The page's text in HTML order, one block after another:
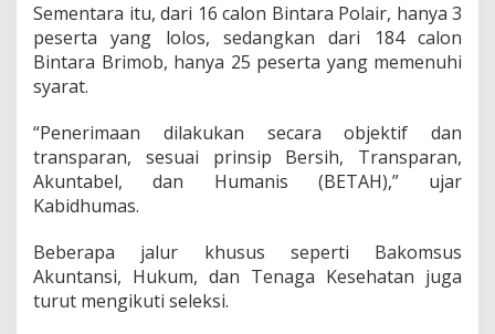
Sementara itu, dari 16 calon Bintara Polair, hanya 3
peserta yang lolos, sedangkan dari 184 calon
Bintara Brimob, hanya 25 peserta yang memenuhi
syarat.
“Penerimaan dilakukan secara objektif dan
transparan, sesuai prinsip Bersih, Transparan,
Akuntabel, dan Humanis (BETAH),” ujar
Kabidhumas.
Beberapa jalur khusus seperti Bakomsus
Akuntansi, Hukum, dan Tenaga Kesehatan juga
turut mengikuti seleksi.